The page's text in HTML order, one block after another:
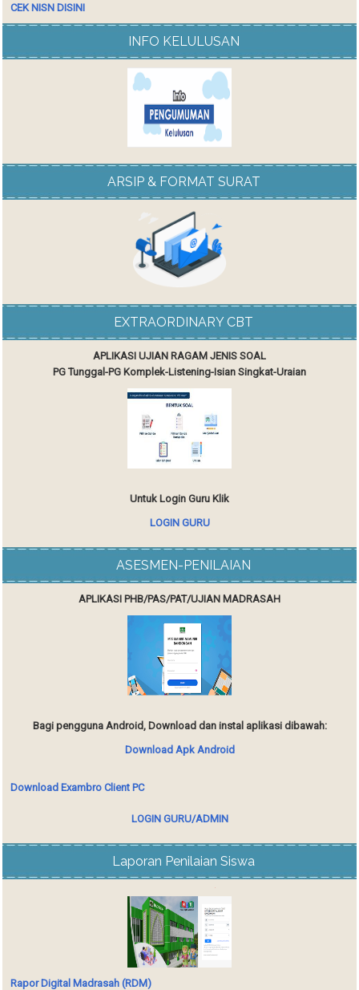
CEK NISN DISINI
INFO KELULUSAN
ARSIP & FORMAT SURAT
EXTRAORDINARY CBT
APLIKASI UJIAN RAGAM JENIS SOAL
PG Tunggal-PG Komplek-Listening-Isian Singkat-Uraian
Untuk Login Guru Klik
LOGIN GURU
ASESMEN-PENILAIAN
APLIKASI PHB/PAS/PAT/UJIAN MADRASAH
Bagi pengguna Android, Download dan instal aplikasi dibawah:
Download Apk Android
Download Exambro Client PC
LOGIN GURU/ADMIN
Laporan Penilaian Siswa
Rapor Digital Madrasah (RDM)